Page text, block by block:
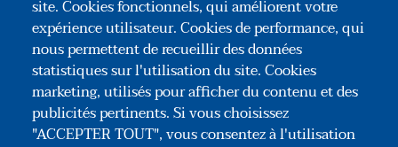
La détection d'une vulnérabilité
La confirmation d'une vulnérabilité
site. Cookies fonctionnels, qui améliorent votre
expérience utilisateur. Cookies de performance, qui
nous permettent de recueillir des données
statistiques sur l'utilisation du site. Cookies
marketing, utilisés pour afficher du contenu et des
publicités pertinents. Si vous choisissez
"ACCEPTER TOUT", vous consentez à l'utilisation